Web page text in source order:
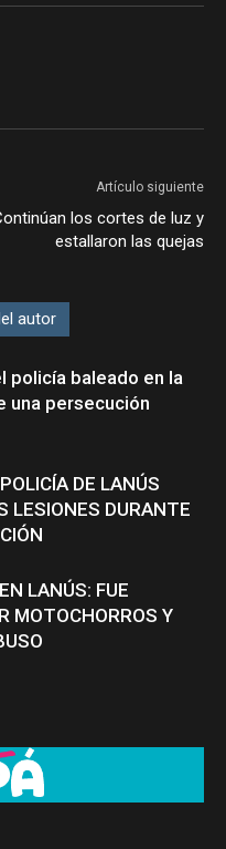
Artículo siguiente
los cortes de luz y
estallaron las quejas
autor
policía baleado en la
una persecución
DE LANÚS
LESIONES DURANTE
LANÚS: FUE
MOTOCHORROS Y